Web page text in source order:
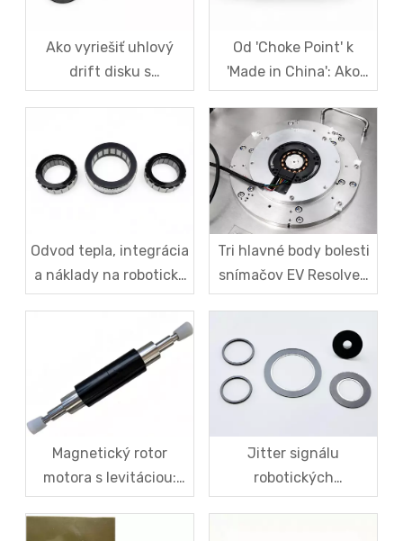
Ako vyriešiť uhlový
drift disku s
magnetickým kódom v
magnetického
kódovača?
Od 'Choke Point' k
'Made in China': Ako
SDM vytvára domácu
silu v rotoroch motorov
s magnetickou
levitáciou
Odvod tepla, integrácia
a náklady na robotické
bezrámové
Tri hlavné body bolesti
snímačov EV Resolver:
Ťažký kompromis
kalibráciou a cenou
Magnetický rotor
motora s levitáciou:
Pevnosť puzdra z
Jitter signálu
robotických
magnetických